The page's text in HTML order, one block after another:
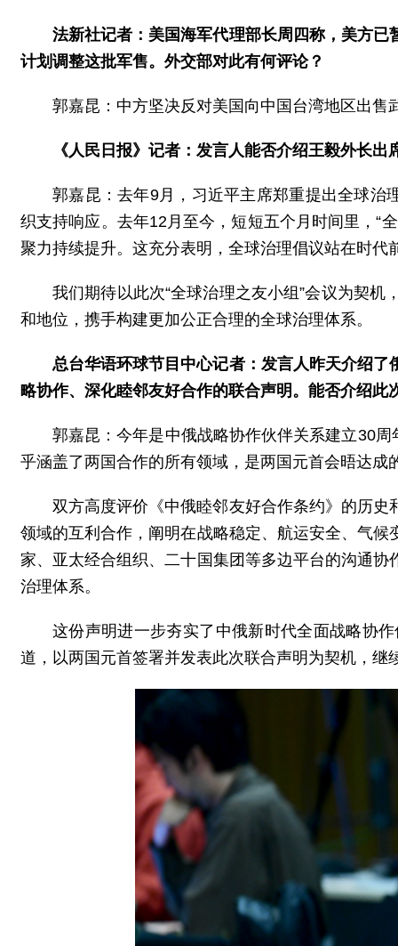
法新社记者：美国海军代理部长周四称，美方
计划调整这批军售。外交部对此有何评论？
郭嘉昆：中方坚决反对美国向中国台湾地区出售
《人民日报》记者：发言人能否介绍王毅外长
郭嘉昆：去年9月，习近平主席郑重提出全球治
织支持响应。去年12月至今，短短五个月时间里，“
聚力持续提升。这充分表明，全球治理倡议站在时
我们期待以此次“全球治理之友小组”会议为契
和地位，携手构建更加公正合理的全球治理体系。
总台华语环球节目中心记者：发言人昨天介绍
略协作、深化睦邻友好合作的联合声明。能否介绍此
郭嘉昆：今年是中俄战略协作伙伴关系建立30
乎涵盖了两国合作的所有领域，是两国元首会晤达成
双方高度评价《中俄睦邻友好合作条约》的历
领域的互利合作，阐明在战略稳定、航运安全、气
家、亚太经合组织、二十国集团等多边平台的沟通
治理体系。
这份声明进一步夯实了中俄新时代全面战略协
道，以两国元首签署并发表此次联合声明为契机，